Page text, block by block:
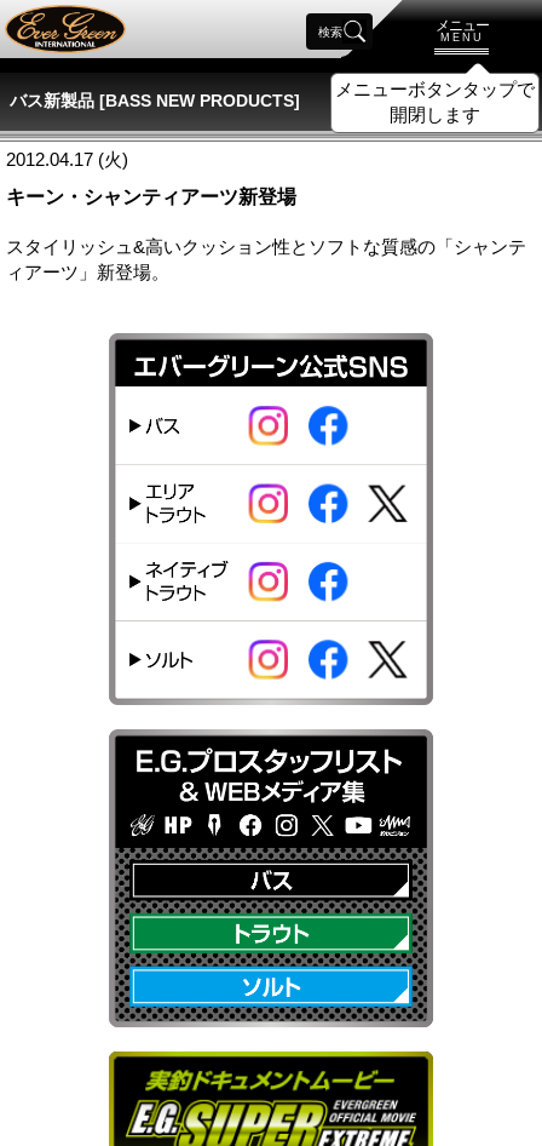
メニュー
MENU
メニューボタンタップで
開閉します
検索
バス新製品 [BASS NEW PRODUCTS]
2012.04.17 (火)
キーン・シャンティアーツ新登場
スタイリッシュ&高いクッション性とソフトな質感の「シャンテ
ィアーツ」新登場。